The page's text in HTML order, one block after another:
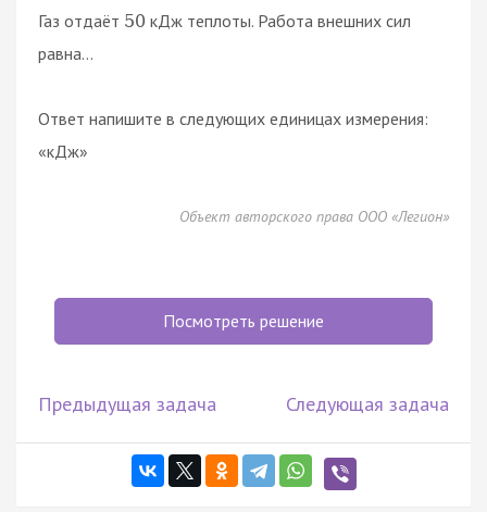
Газ отдаёт 50 кДж теплоты. Работа внешних сил
равна...
Ответ напишите в следующих единицах измерения:
«кДж»
Объект авторского права ООО «Легион»
Посмотреть решение
Предыдущая задача Следующая задача